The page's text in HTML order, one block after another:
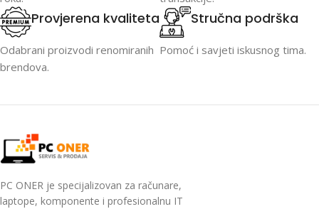
Provjerena kvaliteta
Odabrani proizvodi renomiranih
brendova.
Stručna podrška
Pomoć i savjeti iskusnog tima.
PC ONER je specijalizovan za računare,
laptope, komponente i profesionalnu IT